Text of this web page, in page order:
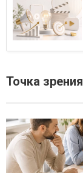
Точка зрения